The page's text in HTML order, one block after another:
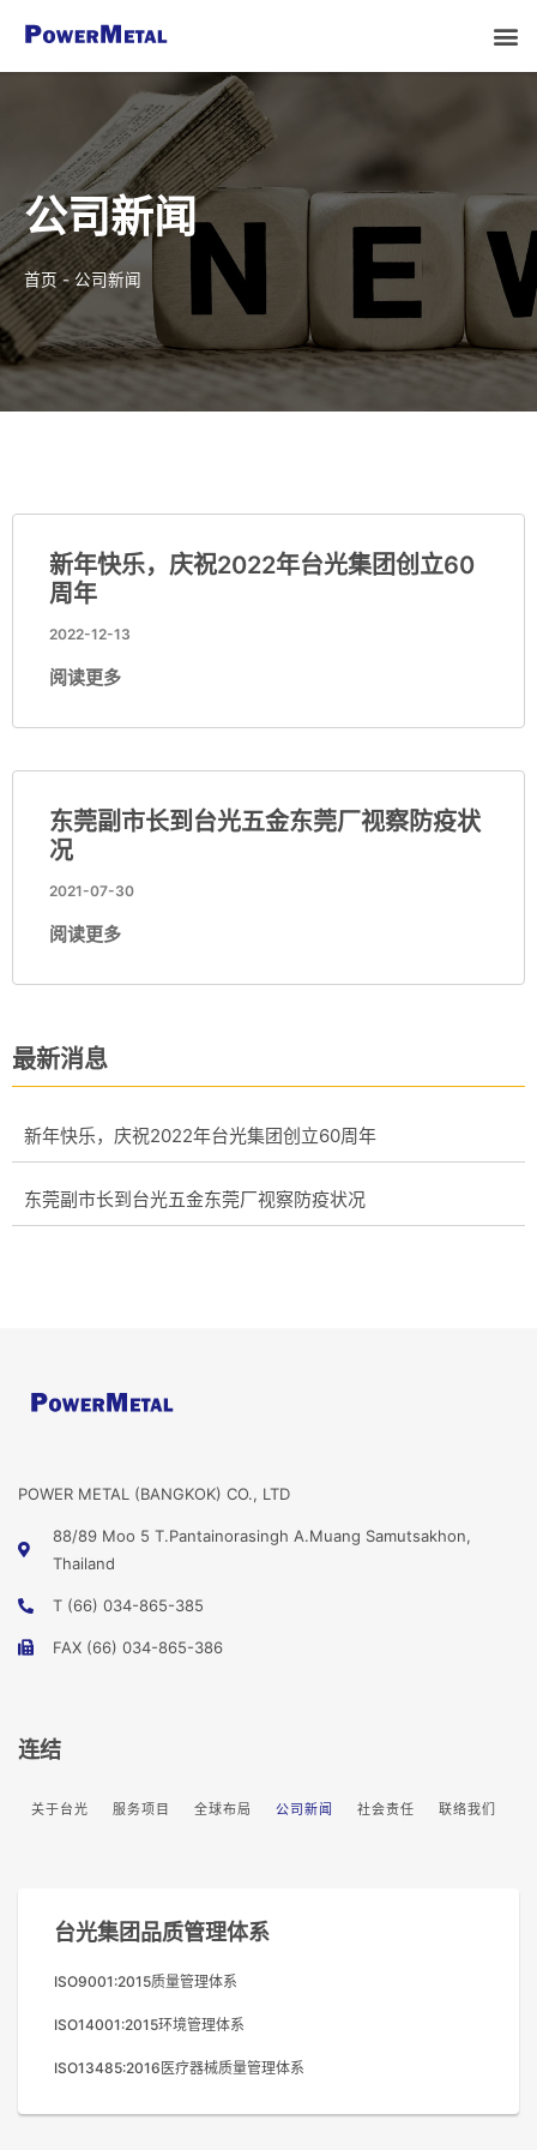
公司新闻
首页-公司新闻
新年快乐，庆祝2022年台光集团创立60
周年
2022-12-13
阅读更多
东莞副市长到台光五金东莞厂视察防疫状
况
2021-07-30
阅读更多
最新消息
新年快乐，庆祝2022年台光集团创立60周年
东莞副市长到台光五金东莞厂视察防疫状况
POWER METAL (BANGKOK) CO., LTD
88/89 Moo 5 T.Pantainorasingh A.Muang Samutsakhon,
Thailand
T (66) 034-865-385
FAX (66) 034-865-386
连结
关于台光 服务项目 全球布局 公司新闻 社会责任 联络我们
台光集团品质管理体系
ISO9001:2015质量管理体系
ISO14001:2015环境管理体系
ISO13485:2016医疗器械质量管理体系